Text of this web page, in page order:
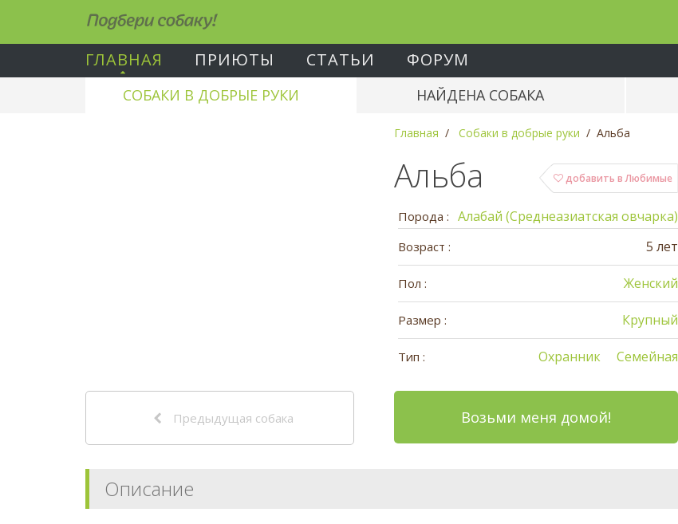
Подбери собаку!
ГЛАВНАЯ ПРИЮТЫ СТАТЬИ ФОРУМ
СОБАКИ В ДОБРЫЕ РУКИ НАЙДЕНА СОБАКА
Главная Собаки в добрые руки Альба
добавить в Любимые
Альба
Порода : Алабай (Среднеазиатская овчарка)
Возраст : 5 лет
Пол : Женский
Размер : Крупный
Тип : Семейная
Охранник
Предыдущая собака Возьми меня домой!
Описание